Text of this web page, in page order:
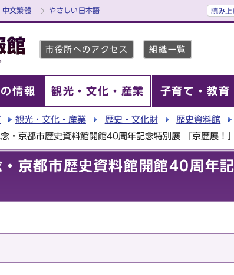
中文繁體 やさしい日本語 読み上
市役所へのアクセス 組織一覧
情報 観光・文化・産業 子育て・教育
観光・文化・産業 歴史・文化財 歴史資料館
・京都市歴史資料館開館40周年記念特別展 「京歴展！
京都市歴史資料館開館40周年